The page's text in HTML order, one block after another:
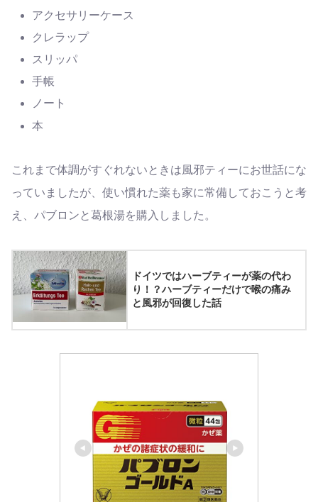
アクセサリーケース
クレラップ
スリッパ
手帳
ノート
本
これまで体調がすぐれないときは風邪ティーにお世話にな
っていましたが、使い慣れた薬も家に常備しておこうと考
え、パブロンと葛根湯を購入しました。
ドイツではハーブティーが薬の代わ
り！？ハーブティーだけで喉の痛み
と風邪が回復した話